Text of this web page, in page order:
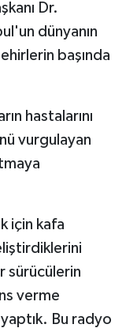
Dr.
dünyanın
başında
hastalarını
vurgulayan
için kafa
sürücülerin
verme
yaptık. Bu radyo